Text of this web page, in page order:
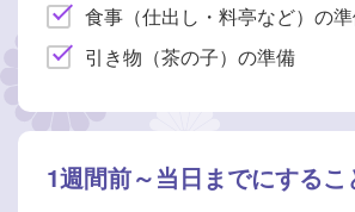
食事（仕出し・料亭など）の
引き物（茶の子）の準備
1週間前～当日までにするこ